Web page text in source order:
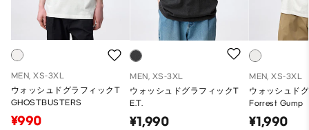
MEN, XS-3XL
ウォッシュドグラフィックT
GHOSTBUSTERS
¥990
MEN, XS-3XL
ウォッシュドグラフィックT
E.T.
¥1,990
MEN, XS-3XL
ウォッシュド
Forrest Gump
¥1,990